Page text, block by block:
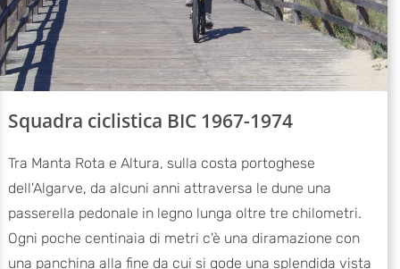
Squadra ciclistica BIC 1967-1974
Tra Manta Rota e Altura, sulla costa portoghese
dell'Algarve, da alcuni anni attraversa le dune una
passerella pedonale in legno lunga oltre tre chilometri.
Ogni poche centinaia di metri c'è una diramazione con
una panchina alla fine da cui si gode una splendida vista